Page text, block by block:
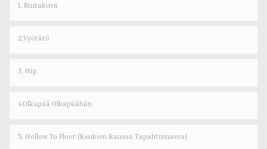
1. Rintakuva
2.Vyötärö
3. Hip
4.olkapää Olkapäähän
5. Hollow To Floor (kenkien Kanssa Tapahtumassa)